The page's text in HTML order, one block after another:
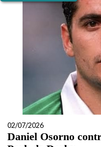
02/07/2026
Daniel Osorno